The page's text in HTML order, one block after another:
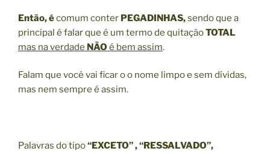
Então, écomum conter PEGADINHAS,sendo que a
principal é falar que é um termo de quitaçãoTOTAL
mas na verdade NÃO é bem assim.
Falam que você vai ficar o o nome limpo e sem dívidas,
mas nem sempre é assim.
Palavras do tipo“EXCETO” , “RESSALVADO”,